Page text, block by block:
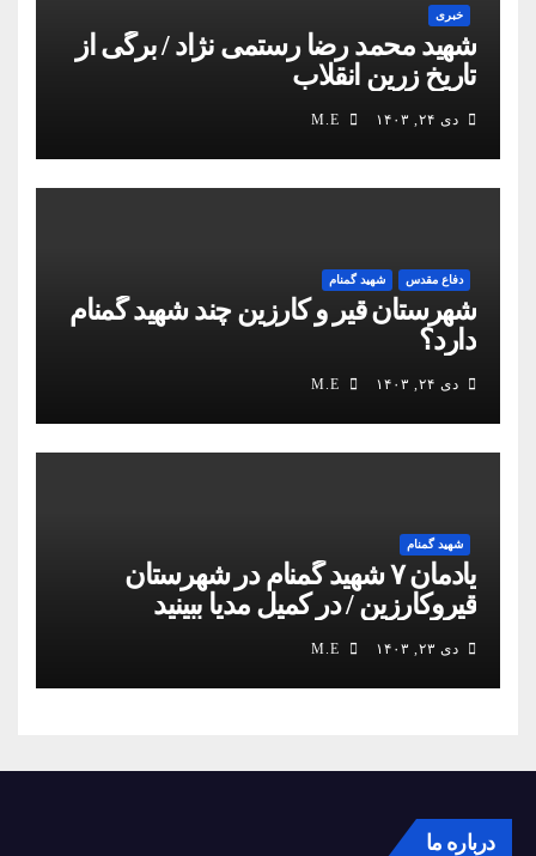
خبری
شهید محمد رضا رستمی نژاد / برگی از
تاریخ زرین انقلاب
دی ۲۴, ۱۴۰۳
دفاع مقدس شهید گمنام
شهرستان قیر و کارزین چند شهید گمنام
دارد؟
دی ۲۴, ۱۴۰۳
شهید گمنام
یادمان ۷ شهید گمنام در شهرستان
قیروکارزین / در کمیل مدیا ببینید
دی ۲۳, ۱۴۰۳
درباره ما